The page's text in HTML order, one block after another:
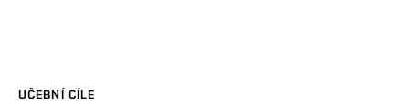
UČEBNÍ CÍLE